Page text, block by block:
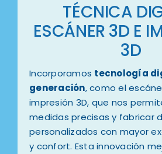
TÉCNICA
ESCÁNER 3D E
3D
Incorporamos tecnología
generación, como el
impresión 3D, que nos
medidas precisas y fabricar
personalizados con mayor
y confort. Esta innovación